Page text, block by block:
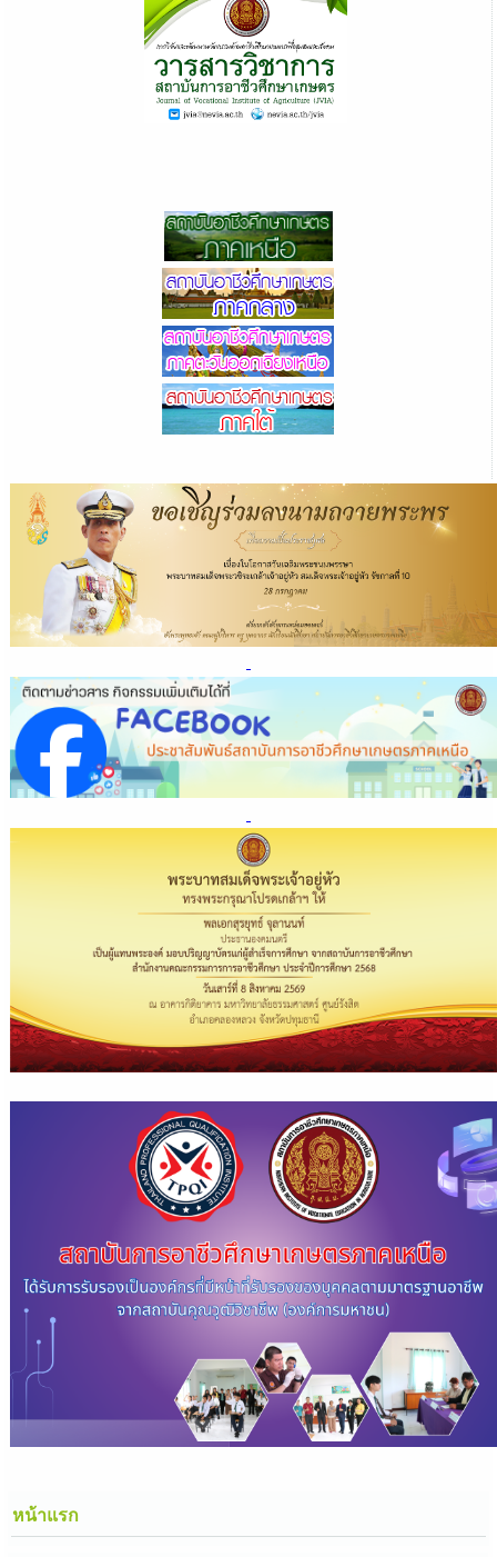
หน้าแรก